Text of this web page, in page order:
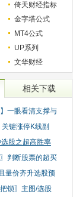
倚天财经指标
金字塔公式
MT4公式
UP系列
文华财经
相关下载
】一眼看清支撑与
键涨停K线副
股之超高胜率
判断股票的超买
量价齐升选股预
锁〗主图/选股